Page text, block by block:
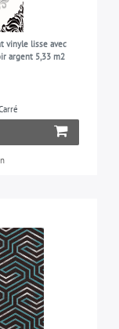
vinyle lisse avec
argent 5,33 m2